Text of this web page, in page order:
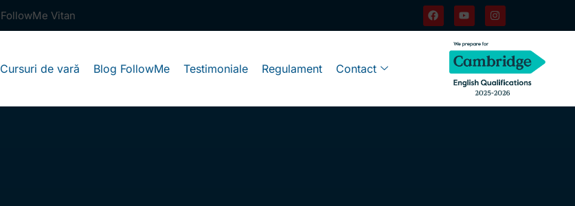
FollowMe Vitan
Cursuri de vară Blog FollowMe Testimoniale Regulament Contact